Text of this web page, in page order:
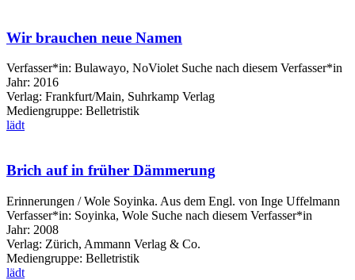
Wir brauchen neue Namen
Verfasser*in: Bulawayo, NoViolet Suche nach diesem Verfasser*in
Jahr: 2016
Verlag: Frankfurt/Main, Suhrkamp Verlag
Mediengruppe: Belletristik
lädt
Brich auf in früher Dämmerung
Erinnerungen / Wole Soyinka. Aus dem Engl. von Inge Uffelmann
Verfasser*in: Soyinka, Wole Suche nach diesem Verfasser*in
Jahr: 2008
Verlag: Zürich, Ammann Verlag & Co.
Mediengruppe: Belletristik
lädt